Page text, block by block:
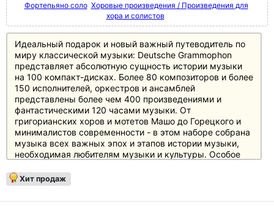
Фортепьяно соло Хоровые произведения / Произведения для
хора и солистов
Идеальный подарок и новый важный путеводитель по
миру классической музыки: Deutsche Grammophon
представляет абсолютную сущность истории музыки
на 100 компакт-дисках. Более 80 композиторов и более
150 исполнителей, оркестров и ансамблей
представлены более чем 400 произведениями и
фантастическими 120 часами музыки. От
григорианских хоров и мотетов Машо до Горецкого и
минималистов современности - в этом наборе собрана
музыка всех важных эпох и этапов истории музыки,
необходимая любителям музыки и культуры. Особое
классиками и романтиками, а также XX веку, который
представлен в боксе не менее чем 20 дисками.
Хит продаж